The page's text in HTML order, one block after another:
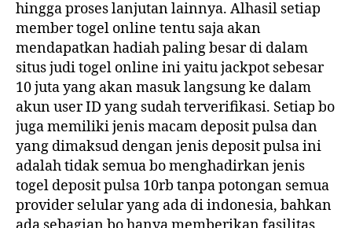
hingga proses lanjutan lainnya. Alhasil setiap
member togel online tentu saja akan
mendapatkan hadiah paling besar di dalam
situs judi togel online ini yaitu jackpot sebesar
10 juta yang akan masuk langsung ke dalam
akun user ID yang sudah terverifikasi. Setiap bo
juga memiliki jenis macam deposit pulsa dan
yang dimaksud dengan jenis deposit pulsa ini
adalah tidak semua bo menghadirkan jenis
togel deposit pulsa 10rb tanpa potongan semua
provider selular yang ada di indonesia, bahkan